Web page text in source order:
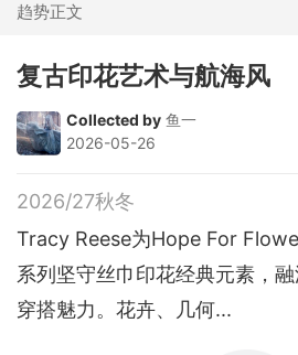
趋势正文
复古印花艺术与航海风
Collected by 鱼一
2026-05-26
2026/27秋冬
Tracy Reese为Hope For
系列坚守丝巾印花经典元素，
穿搭魅力。花卉、几何...